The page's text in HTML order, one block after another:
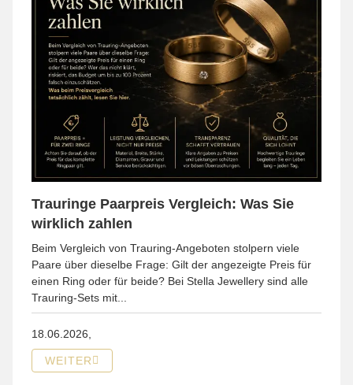
Trauringe Paarpreis Vergleich: Was Sie
wirklich zahlen
Beim Vergleich von Trauring-Angeboten stolpern viele
Paare über dieselbe Frage: Gilt der angezeigte Preis für
einen Ring oder für beide? Bei Stella Jewellery sind alle
Trauring-Sets mit...
18.06.2026,
WEITER